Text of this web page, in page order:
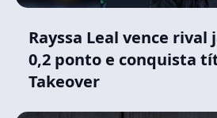
Rayssa Leal vence rival
0,2 ponto e conquista
Takeover